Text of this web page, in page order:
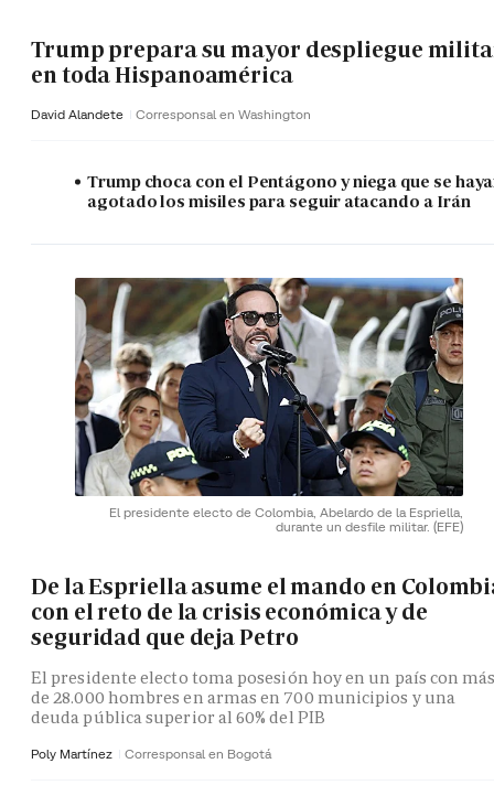
Trump prepara su mayor despliegue
en toda Hispanoamérica
David Alandete Corresponsal en Washington
Trump choca con el Pentágono y niega que se
agotado los misiles para seguir atacando a Irán
El presidente electo de Colombia, Abelardo de la Espriella,
durante un desfile militar. (EFE)
De la Espriella asume el mando en
con el reto de la crisis económica y de
seguridad que deja Petro
El presidente electo toma posesión hoy en un país con
de 28.000 hombres en armas en 700 municipios y una
deuda pública superior al 60% del PIB
Poly Martínez Corresponsal en Bogotá